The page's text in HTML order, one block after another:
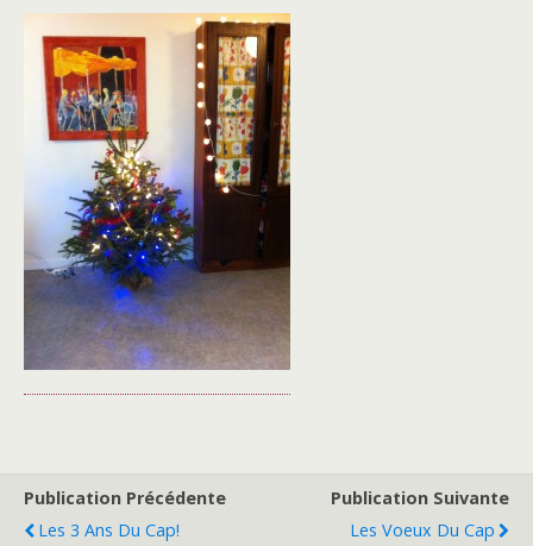
Publication Précédente
Les 3 Ans Du Cap!
Publication Suivante
Les Voeux Du Cap